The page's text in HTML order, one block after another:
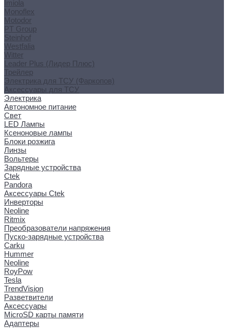
Imiola
Monoflex
Motodor
PT Group
Steinhof
Westfalia
Witter
Leader Plus (Лидер Плюс)
Трейлер
Электрика для ТСУ (Фаркопов)
Аксессуары для ТСУ
Электрика
Автономное питание
Свет
LED Лампы
Ксеноновые лампы
Блоки розжига
Линзы
Вольтеры
Зарядные устройства
Ctek
Pandora
Аксессуары Ctek
Инверторы
Neoline
Ritmix
Преобразователи напряжения
Пуско-зарядные устройства
Carku
Hummer
Neoline
RoyPow
Tesla
TrendVision
Разветвители
Аксессуары
MicroSD карты памяти
Адаптеры